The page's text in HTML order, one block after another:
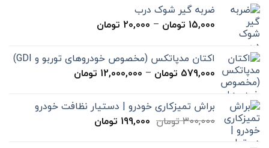
ضربه گیر شوک درب
15,000 تومان –
20,000 تومان
تا
20,000 تومان
اکتان مدپاتکس (مخصوص خودروهای توربو و GDI)
579,000 تومان –
12,000,000 تومان
تا
براش تمیزکاری خودرو | دستیار نظافت خودرو
300,000تومان قیمت
199,000 تومانقیمت